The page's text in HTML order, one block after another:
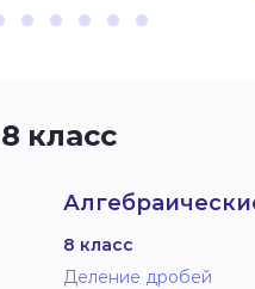
класс
8 класс
Деление дробей